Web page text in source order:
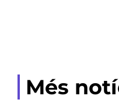
Més